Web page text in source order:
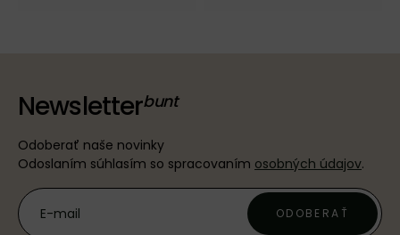
Newsletter
Odoberať naše novinky
Odoslaním súhlasím so spracovaním osobných údajov.
ODOBERAŤ